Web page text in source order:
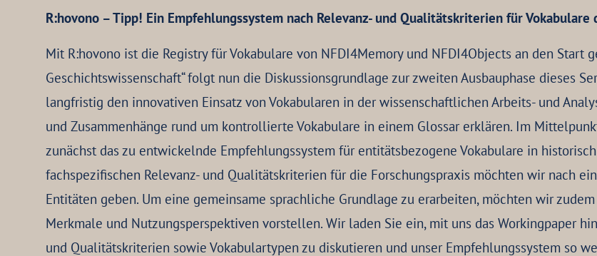
R:hovono – Tipp! Ein Empfehlungssystem nach Relevanz- und Qualitätskriterien für
Mit R:hovono ist die Registry für Vokabulare von NFDI4Memory und NFDI4Objects an den Start
Geschichtswissenschaft“ folgt nun die Diskussionsgrundlage zur zweiten Ausbauphase dieses
langfristig den innovativen Einsatz von Vokabularen in der wissenschaftlichen Arbeits- und
und Zusammenhänge rund um kontrollierte Vokabulare in einem Glossar erklären. Im
zunächst das zu entwickelnde Empfehlungssystem für entitätsbezogene Vokabulare in
fachspezifischen Relevanz- und Qualitätskriterien für die Forschungspraxis möchten wir nach
Entitäten geben. Um eine gemeinsame sprachliche Grundlage zu erarbeiten, möchten wir
Merkmale und Nutzungsperspektiven vorstellen. Wir laden Sie ein, mit uns das Workingpaper
und Qualitätskriterien sowie Vokabulartypen zu diskutieren und unser Empfehlungssystem so